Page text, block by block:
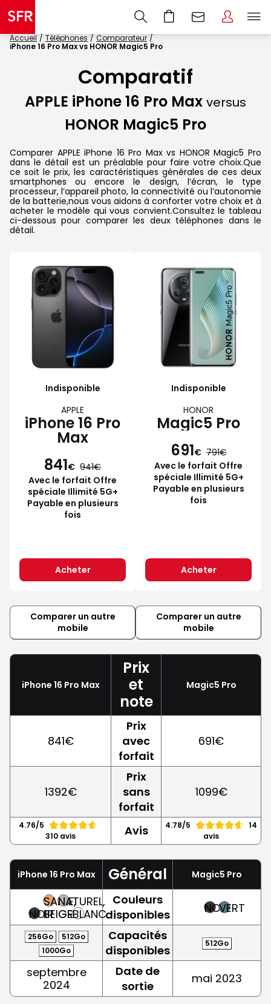
Accueil Téléphones
Comparateur
iPhone 16 Pro Max vs HONOR Magic5 Pro
Comparatif
APPLE iPhone 16 Pro Max versus
HONOR Magic5 Pro
Comparer APPLE iPhone 16 Pro Max vs HONOR Magic5 Pro
dans le détail est un préalable pour faire votre choix.Que
ce soit le prix, les caractéristiques générales de ces deux
smartphones ou encore le design, l’écran, le type
processeur, l’appareil photo, la connectivité ou l’autonomie
de la batterie,nous vous aidons à conforter votre choix et à
acheter le modèle qui vous convient.Consultez le tableau
ci-dessous pour comparer les deux téléphones dans le
détail.
Indisponible
APPLE
iPhone 16 Pro
Max
841€ 941
Avec le forfait Offre
spéciale Illimité 5G+
Payable en plusieurs
fois
Acheter
Indisponible
HONOR
Magic5 Pro
691€ 791
Avec le forfait Offre
spéciale Illimité 5G+
Payable en plusieurs
fois
Acheter
Comparer un autre
mobile
Comparer un autre
mobile
iPhone 16 Pro Max
Prix
et
note
Magic5 Pro
841€
Prix
avec
forfait
691€
1392€
Prix
sans
forfait
1099€
4.76/5
310 avis
Avis 4.78/5
14
avis
iPhone 16 Pro Max Général Magic5 Pro
NOIR
SABLE,
BEIGE
NATUREL,
GRISBLANC
Couleurs
disponibles
NOIRVERT
256Go
512Go
1000Go
Capacités
disponibles
512Go
septembre
2024
Date de
sortie
mai 2023